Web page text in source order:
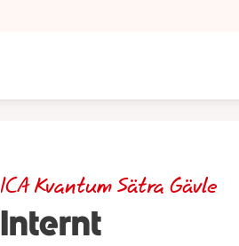
Internt
ICA Kvantum Sätra Gävle